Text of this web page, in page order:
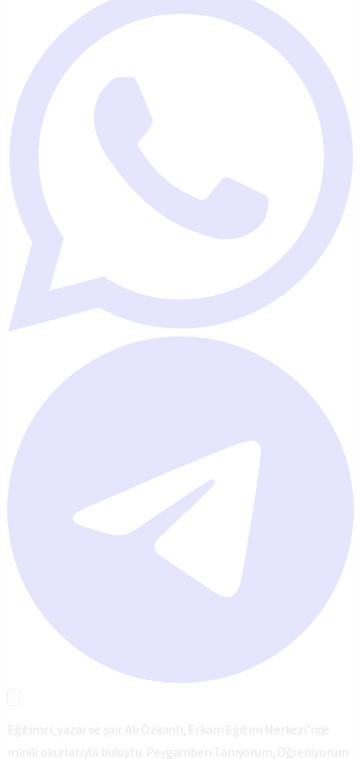
Eğitimci, yazar ve şair Ali Özkanlı, Erkam Eğitim Merkezi’nde
minik okurlarıyla buluştu. Peygamberi Tanıyorum, Öğreniyorum